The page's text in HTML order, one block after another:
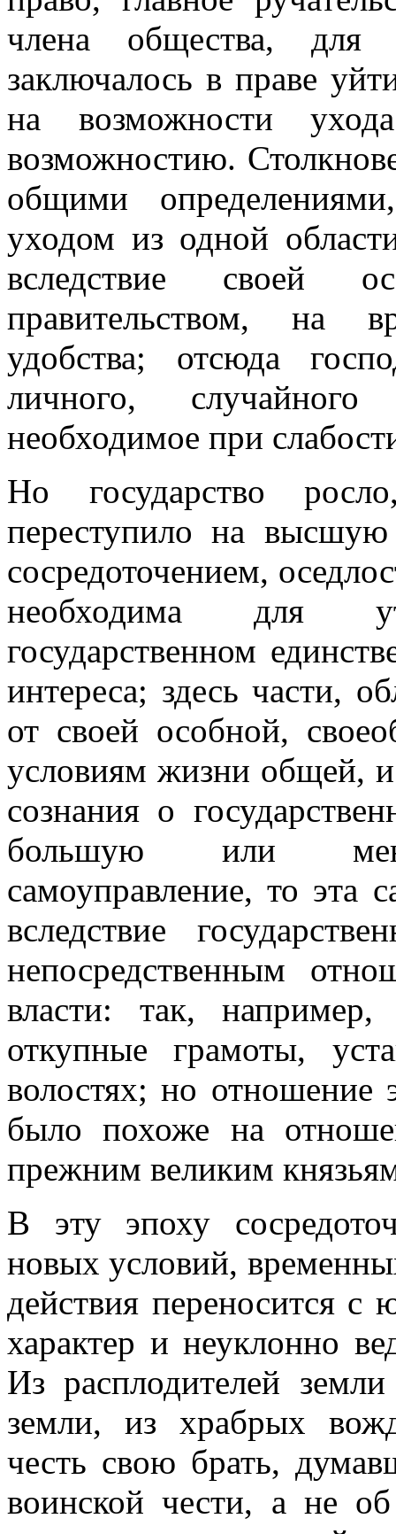
члена общества, для
заключалось в праве
на возможности
возможностию.
общими
уходом из одной
вследствие своей
правительством, на
удобства; отсюда
личного,
необходимое при
Но государство
переступило на высшую
сосредоточением,
необходима для
государственном
интереса; здесь части,
от своей особной,
условиям жизни общей,
сознания о
большую или
самоуправление, то эта
вследствие
непосредственным
власти: так,
откупные грамоты,
волостях; но отношение
было похоже на
прежним великим
В эту эпоху
новых условий,
действия переносится с
характер и неуклонно
Из расплодителей
земли, из храбрых
честь свою брать,
воинской чести, а не